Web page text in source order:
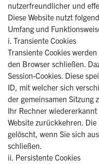
nutzerfreundlicher und
Diese Website nutzt
Umfang und
i. Transiente Cookies
Transiente Cookies
den Browser schließen.
Session-Cookies. Diese
ID, mit welcher sich
der gemeinsamen Sitzung
Ihr Rechner
Website zurückkehren. Die
gelöscht, wenn Sie sich
schließen.
ii. Persistente Cookies